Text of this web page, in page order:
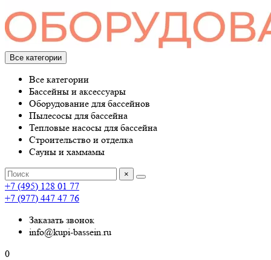
Все категории
Все категории
Бассейны и аксессуары
Оборудование для бассейнов
Пылесосы для бассейна
Тепловые насосы для бассейна
Строительство и отделка
Сауны и хаммамы
×
+7 (495) 128 01 77
+7 (977) 447 47 76
Заказать звонок
info@kupi-bassein.ru
0